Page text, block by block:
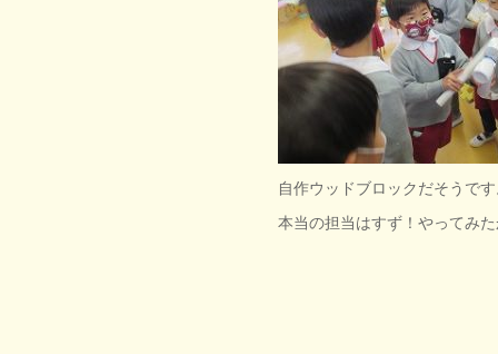
自作ウッドブロックだそうで
本当の担当はすず！やってみ